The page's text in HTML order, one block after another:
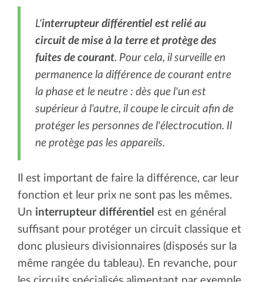
L'interrupteur différentiel est relié au
circuit de mise à la terre et protège des
fuites de courant. Pour cela, il surveille en
permanence la différence de courant entre
la phase et le neutre : dès que l'un est
supérieur à l'autre, il coupe le circuit afin de
protéger les personnes de l'électrocution. Il
ne protège pas les appareils.
Il est important de faire la différence, car leur
fonction et leur prix ne sont pas les mêmes.
Un interrupteur différentiel est en général
suffisant pour protéger un circuit classique et
donc plusieurs divisionnaires (disposés sur la
même rangée du tableau). En revanche, pour